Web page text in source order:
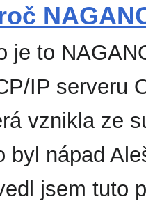
je to
IP serveru
vznikla ze
byl nápad
jsem tuto